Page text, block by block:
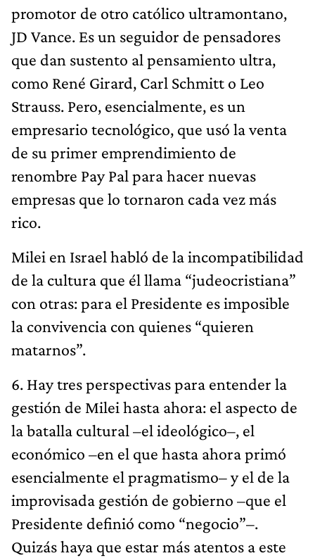
promotor de otro católico ultramontano,
JD Vance. Es un seguidor de pensadores
que dan sustento al pensamiento ultra,
como René Girard, Carl Schmitt o Leo
Strauss. Pero, esencialmente, es un
empresario tecnológico, que usó la venta
de su primer emprendimiento de
renombre Pay Pal para hacer nuevas
empresas que lo tornaron cada vez más
rico.
Milei en Israel habló de la incompatibilidad
de la cultura que él llama “judeocristiana”
con otras: para el Presidente es imposible
la convivencia con quienes “quieren
matarnos”.
6. Hay tres perspectivas para entender la
gestión de Milei hasta ahora: el aspecto de
la batalla cultural –el ideológico–, el
económico –en el que hasta ahora primó
esencialmente el pragmatismo– y el de la
improvisada gestión de gobierno –que el
Presidente definió como “negocio”–.
Quizás haya que estar más atentos a este